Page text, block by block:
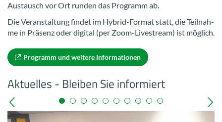
Aus­tausch vor Ort run­den das Pro­gramm ab.
Die Ver­an­stal­tung fin­det im Hybrid-​Format statt, die Teil­nah­
me in Prä­senz oder di­gi­tal (per Zoom-​Livestream) ist mög­lich.
Pro­gramm und wei­te­re In­for­ma­tio­nen
Ak­tu­el­les - Blei­ben Sie in­for­miert